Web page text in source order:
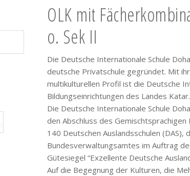
OLK mit
o. Sek II
Die Deutsche Internationale Schule
deutsche Privatschule gegründet. Mit
multikulturellen Profil ist die Deutsche
Bildungseinrichtungen des Landes
Die Deutsche Internationale Schule
den Abschluss des
140 Deutschen Auslandsschulen
Bundesverwaltungsamtes im Auftrag
Gütesiegel “Exzellente Deutsche
Auf die Begegnung der Kulturen, die